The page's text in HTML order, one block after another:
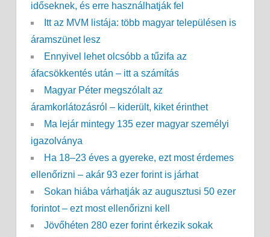
időseknek, és erre használhatják fel
Itt az MVM listája: több magyar településen is
áramszünet lesz
Ennyivel lehet olcsóbb a tűzifa az
áfacsökkentés után – itt a számítás
Magyar Péter megszólalt az
áramkorlátozásról – kiderült, kiket érinthet
Ma lejár mintegy 135 ezer magyar személyi
igazolványa
Ha 18–23 éves a gyereke, ezt most érdemes
ellenőrizni – akár 93 ezer forint is járhat
Sokan hiába várhatják az augusztusi 50 ezer
forintot – ezt most ellenőrizni kell
Jövőhéten 280 ezer forint érkezik sokak